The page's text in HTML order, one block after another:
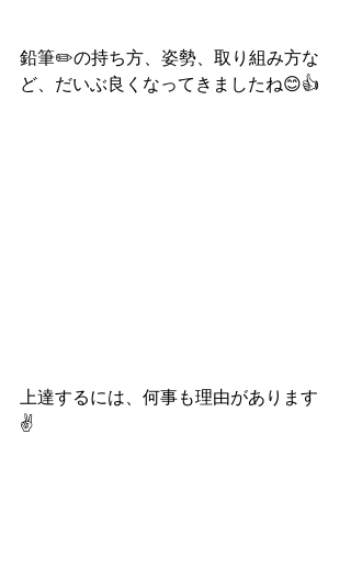
鉛筆✏️の持ち方、姿勢、取り組み方な
ど、だいぶ良くなってきましたね😊👍
上達するには、何事も理由があります
✌️